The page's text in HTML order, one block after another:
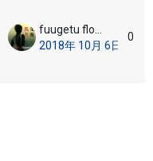
2018年 10月 6日
0